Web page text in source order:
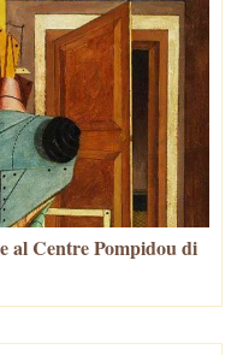
al Centre Pompidou di